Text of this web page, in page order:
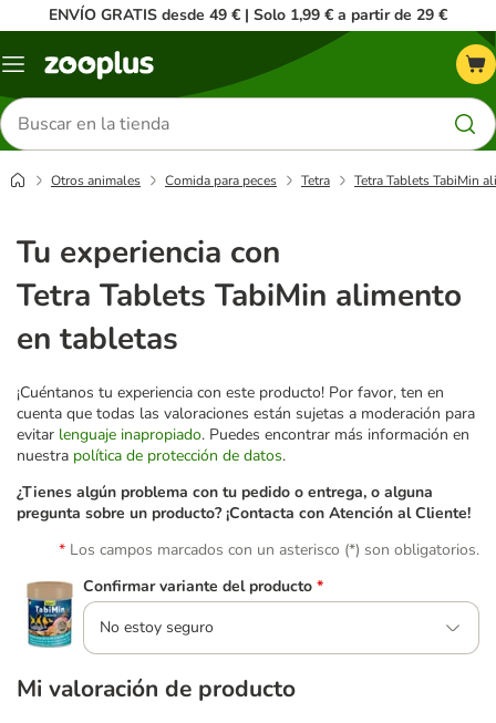
ENVÍO GRATIS desde 49 € | Solo 1,99 € a partir de 29 €
Menú
Buscar
productos
Otros animales Comida para peces Tetra Tetra Tablets TabiMin
Tu experiencia con
Tetra Tablets TabiMin alimento
en tabletas
¡Cuéntanos tu experiencia con este producto! Por favor, ten en
cuenta que todas las valoraciones están sujetas a moderación para
evitar lenguaje inapropiado. Puedes encontrar más información en
nuestra política de protección de datos.
¿Tienes algún problema con tu pedido o entrega, o alguna
pregunta sobre un producto? ¡Contacta con Atención al Cliente!
Los campos marcados con un asterisco (*) son obligatorios.
Confirmar variante del producto *
No estoy seguro
Mi valoración de producto